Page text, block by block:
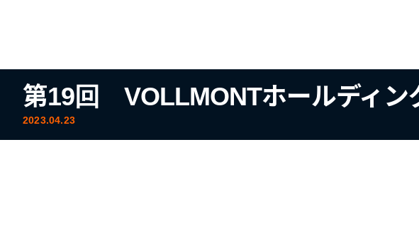
第19回 VOLLMONTホールディン
2023.04.23